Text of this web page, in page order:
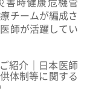
害時健康危機管
チームが編成さ
師が活躍してい
紹介｜日本医師
体制等に関する